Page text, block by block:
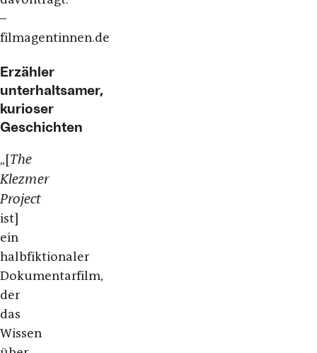
–
filmagentinnen.de
Erzähler
unterhaltsamer,
kurioser
Geschichten
„[The
Klezmer
Project
ist]
ein
halbfiktionaler
Dokumentarfilm,
der
das
Wissen